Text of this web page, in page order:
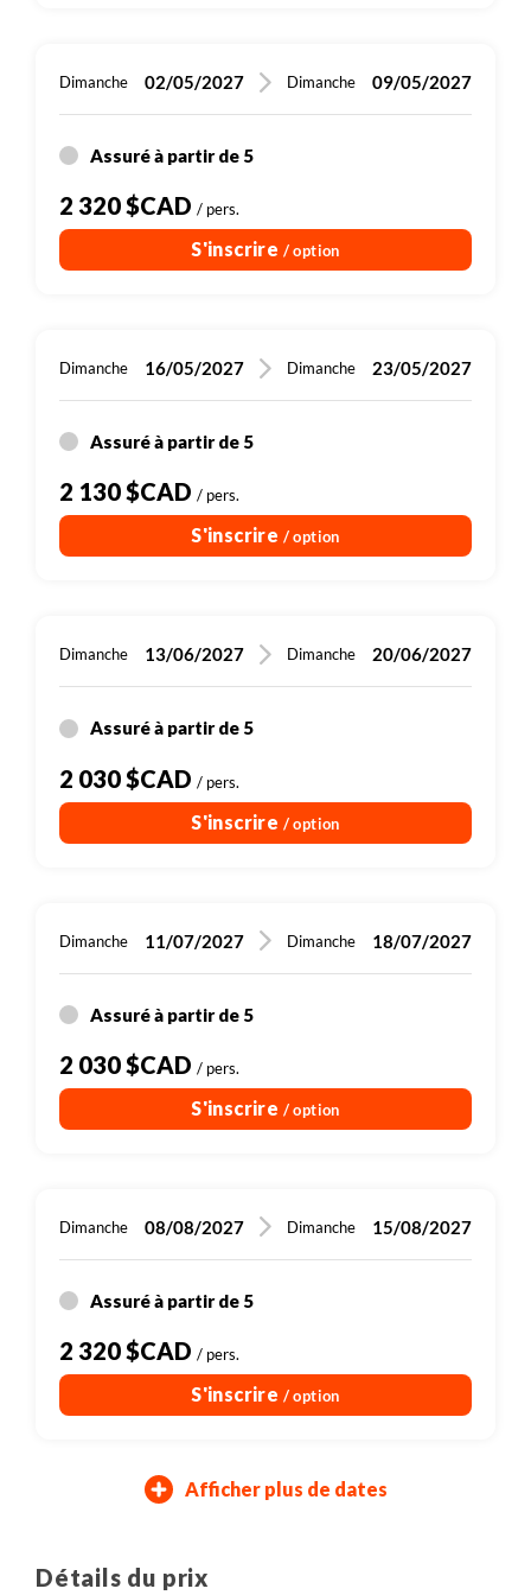
Dimanche 02/05/2027 Dimanche 09/05/2027
Assuré à partir de 5
2 320 $CAD / pers.
S'inscrire / option
Dimanche 16/05/2027 Dimanche 23/05/2027
Assuré à partir de 5
2 130 $CAD / pers.
S'inscrire / option
Dimanche 13/06/2027 Dimanche 20/06/2027
Assuré à partir de 5
2 030 $CAD / pers.
S'inscrire / option
Dimanche 11/07/2027 Dimanche 18/07/2027
Assuré à partir de 5
2 030 $CAD / pers.
S'inscrire / option
Dimanche 08/08/2027 Dimanche 15/08/2027
Assuré à partir de 5
2 320 $CAD / pers.
S'inscrire / option
Assuré à partir de 5
Assuré à partir de 5
Afficher plus de dates
Détails du prix